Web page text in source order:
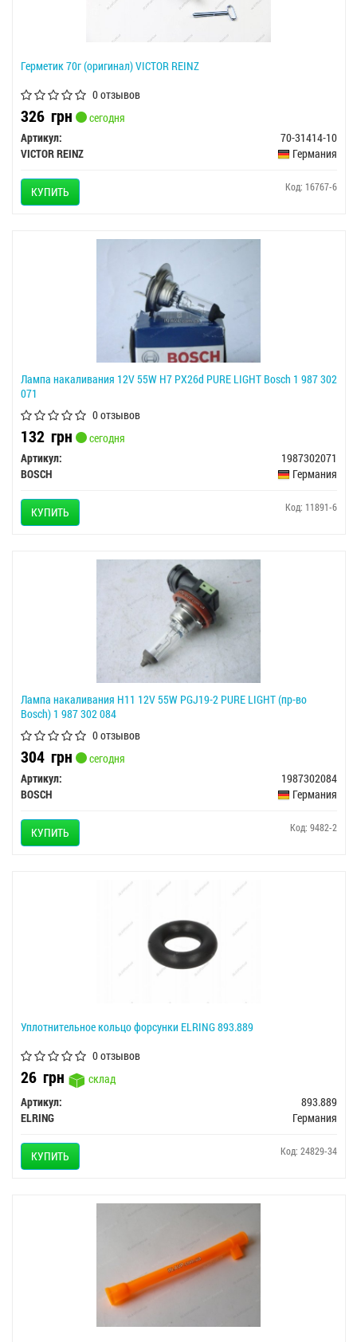
Герметик 70г (оригинал) VICTOR REINZ
0 отзывов
326 грн
сегодня
Артикул:
70-31414-10
VICTOR REINZ
Германия
КУПИТЬ Код: 16767-6
Лампа накаливания 12V 55W H7 PX26d PURE LIGHT Bosch 1 987 302
071
0 отзывов
132 грн
сегодня
Артикул:
1987302071
BOSCH
Германия
КУПИТЬ Код: 11891-6
Лампа накаливания H11 12V 55W PGJ19-2 PURE LIGHT (пр-во
Bosch) 1 987 302 084
0 отзывов
304 грн
сегодня
Артикул:
1987302084
BOSCH
Германия
КУПИТЬ Код: 9482-2
Уплотнительное кольцо форсунки ELRING 893.889
0 отзывов
26 грн
склад
Артикул:
893.889
ELRING
Германия
КУПИТЬ Код: 24829-34